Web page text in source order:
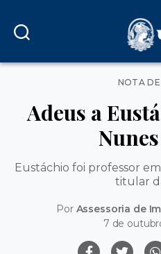
NOTA DE
Adeus a
Eustáchio foi professor
titular
Por Assessoria de
7 de